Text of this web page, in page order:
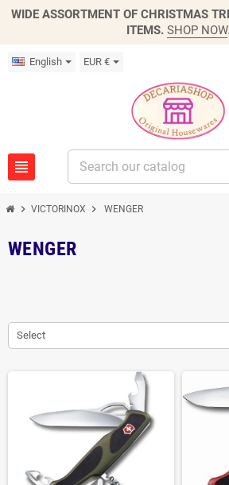
WIDE ASSORTMENT OF CHRISTMAS
ITEMS. SHOP NOW.
English EUR €
view_headline
chevron_right VICTORINOX chevron_right WENGER
WENGER
Select